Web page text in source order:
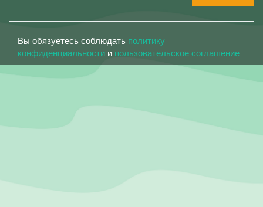
Вы обязуетесь соблюдать политику
конфиденциальности и пользовательское соглашение